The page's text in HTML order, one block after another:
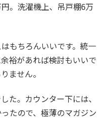
。洗濯機上、吊戸棚6万
もちろんいいです。統一
裕があれば検討もいいで
ません。
た。カウンター下には、
たので、極薄のマガジン